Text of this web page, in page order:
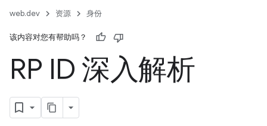
web.dev 资源 身份
该内容对您有帮助吗？
RP ID 深入解析